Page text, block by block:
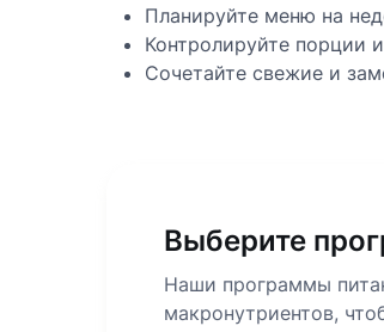
Планируйте меню на
Контролируйте порции
Сочетайте свежие и
Выберите
Наши программы
макронутриентов,